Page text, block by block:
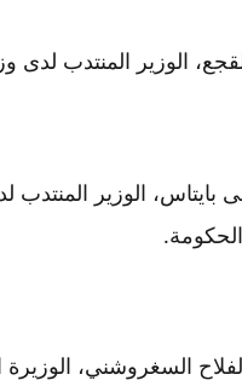
الوزير المنتدب لدى
الوزير المنتدب
السغروشني، الوزيرة